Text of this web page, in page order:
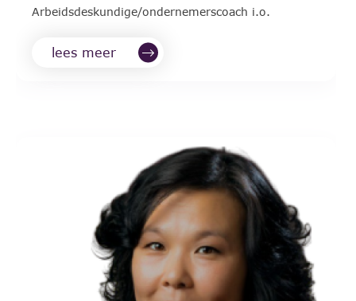
Arbeidsdeskundige/ondernemerscoach i.o.
lees meer